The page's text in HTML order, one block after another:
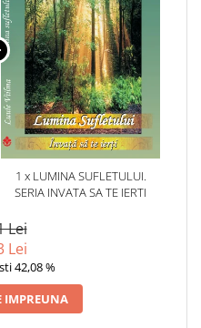
1 x LUMINA SUFLETULUI.
SERIA INVATA SA TE IERTI
Lei
Lei
42,08 %
IMPREUNA